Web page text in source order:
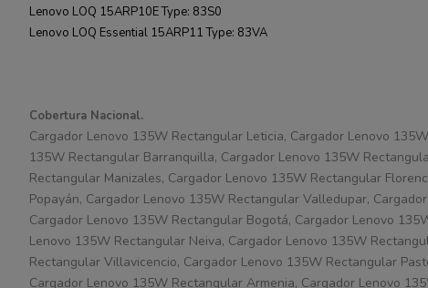
Lenovo LOQ 15ARP10E Type: 83S0
Lenovo LOQ Essential 15ARP11 Type: 83VA
Cobertura Nacional.
Cargador Lenovo 135W Rectangular Leticia, Cargador Lenovo
135W Rectangular Barranquilla, Cargador Lenovo 135W
Rectangular Manizales, Cargador Lenovo 135W Rectangular
Popayán, Cargador Lenovo 135W Rectangular Valledupar,
Cargador Lenovo 135W Rectangular Bogotá, Cargador Lenovo
Lenovo 135W Rectangular Neiva, Cargador Lenovo 135W
Rectangular Villavicencio, Cargador Lenovo 135W Rectangular
Cargador Lenovo 135W Rectangular Armenia, Cargador Lenovo